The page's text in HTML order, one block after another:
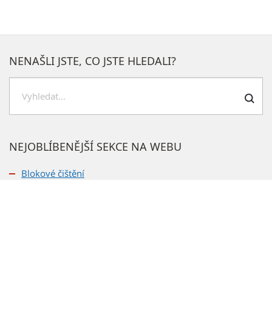
NEJOBLÍBENĚJŠÍ SEKCE NA WEBU
Blokové čištění
NENAŠLI JSTE, CO JSTE HLEDALI?